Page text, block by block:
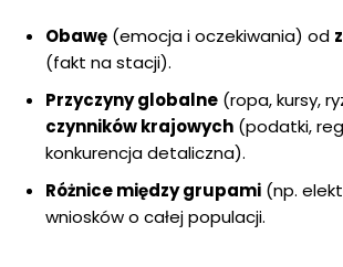
Obawę (emocja i oczekiwania) od
(fakt na stacji).
Przyczyny globalne (ropa, kursy,
czynników krajowych (podatki,
konkurencja detaliczna).
Różnice między grupami (np.
wniosków o całej populacji.